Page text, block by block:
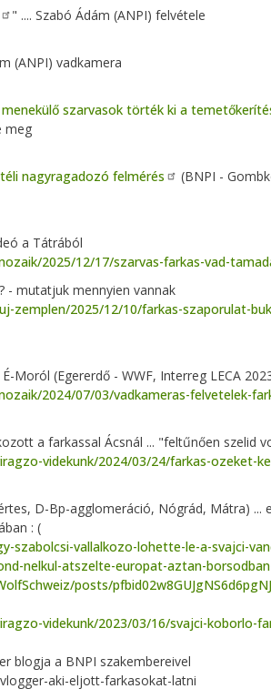
" .... Szabó Ádám (ANPI) felvétele
(ANPI) vadkamera
szarvasok törték ki a
meg
nagyragadozó felmérés
(BNPI -
a Tátrából
2025/12/17/szarvas-farkas-vad-
- mutatjuk mennyien vannak
zemplen/2025/12/10/farkas-szaporulat-
Moról (Egererdő - WWF, Interreg LECA
2024/07/03/vadkameras-felvetelek-
a farkassal Ácsnál ... "feltűnően szelid
videkunk/2024/03/24/farkas-ozeket-
D-Bp-agglomeráció, Nógrád, Mátra)
: (
szabolcsi-vallalkozo-lohette-le-a-svajci-
nelkul-atszelte-europat-aztan-
posts/
videkunk/2023/03/16/svajci-koborlo-
blogja a BNPI szakembereivel
aki-eljott-farkasokat-latni